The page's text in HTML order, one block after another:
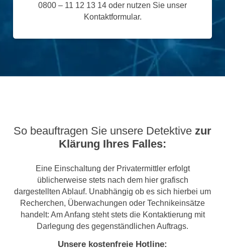
0800 – 11 12 13 14 oder nutzen Sie unser
Kontaktformular.
So beauftragen Sie unsere Detektive zur
Klärung Ihres Falles:
Eine Einschaltung der Privatermittler erfolgt
üblicherweise stets nach dem hier grafisch
dargestellten Ablauf. Unabhängig ob es sich hierbei um
Recherchen, Überwachungen oder Technikeinsätze
handelt: Am Anfang steht stets die Kontaktierung mit
Darlegung des gegenständlichen Auftrags.
Unsere kostenfreie Hotline: